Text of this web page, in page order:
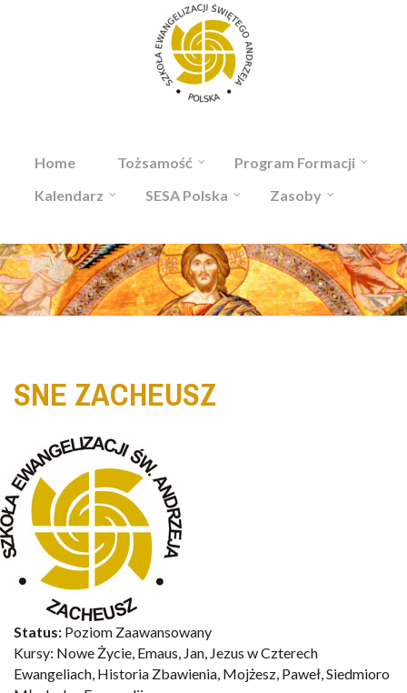
Home Tożsamość
Program Formacji
Kalendarz
SESA Polska Zasoby
SNE ZACHEUSZ
Status: Poziom Zaawansowany
Kursy: Nowe Życie, Emaus, Jan, Jezus w Czterech
Ewangeliach, Historia Zbawienia, Mojżesz, Paweł, Siedmioro